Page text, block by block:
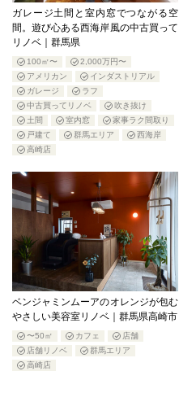
ガレージ土間と室内窓でつながる空
間。遊び心ある西海岸風の中古買って
リノベ｜群馬県
100㎡〜
2,000万円〜
アメリカン
インダストリアル
ガレージ
ラフ
中古買ってリノベ
吹き抜け
土間
室内窓
家事ラク間取り
戸建て
群馬エリア
西海岸
高崎店
ベンジャミンムーアのオレンジが包む
やさしい美容室リノベ｜群馬県高崎市
〜50㎡ カフェ
店舗
店舗リノベ
群馬エリア
高崎店